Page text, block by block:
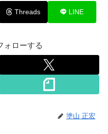
Threads LINE
ォローする
塗山 正宏